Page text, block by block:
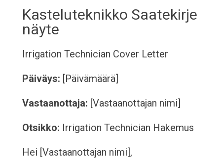
Kasteluteknikko Saatekirje
näyte
Irrigation Technician Cover Letter
Päiväys: [Päivämäärä]
Vastaanottaja: [Vastaanottajan nimi]
Otsikko: Irrigation Technician Hakemus
Hei [Vastaanottajan nimi],